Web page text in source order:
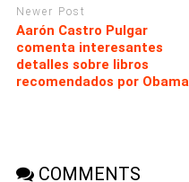
Newer Post
Aarón Castro Pulgar
comenta interesantes
detalles sobre libros
recomendados por Obama
COMMENTS